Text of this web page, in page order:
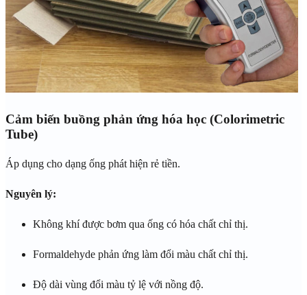
Cảm biến buồng phản ứng hóa học (Colorimetric
Tube)
Áp dụng cho dạng ống phát hiện rẻ tiền.
Nguyên lý:
Không khí được bơm qua ống có hóa chất chỉ thị.
Formaldehyde phản ứng làm đổi màu chất chỉ thị.
Độ dài vùng đổi màu tỷ lệ với nồng độ.